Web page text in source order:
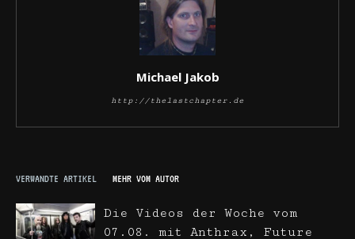
Michael Jakob
http://thelastchapter.de
VERWANDTE ARTIKEL MEHR VOM AUTOR
Die Videos der Woche vom
07.08. mit Anthrax, Future